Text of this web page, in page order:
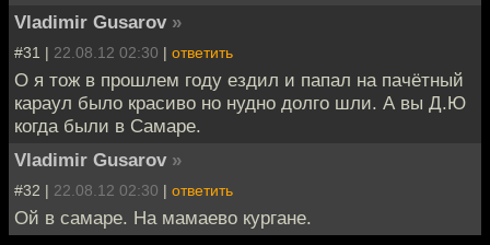
Vladimir Gusarov »
#31 | 22.08.12 02:30 | ответить
О я тож в прошлем году ездил и папал на пачётный
караул было красиво но нудно долго шли. А вы Д.Ю
когда были в Самаре.
Vladimir Gusarov »
#32 | 22.08.12 02:30 | ответить
Ой в самаре. На мамаево кургане.